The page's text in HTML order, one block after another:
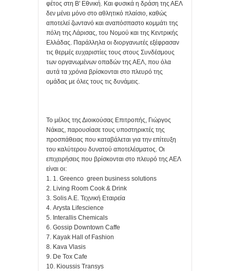
φέτος στη Β' Εθνική. Και φυσικά η δράση της ΑΕΛ
δεν μένει μόνο στο αθλητικό πλαίσιο, καθώς
αποτελεί ζωντανό και αναπόσπαστο κομμάτι της
πόλη της Λάρισας, του Νομού και της Κεντρικής
Ελλάδας. Παράλληλα οι διοργανωτές εξέφρασαν
τις θερμές ευχαριστίες τους στους Συνδέσμους
των οργανωμένων οπαδών της ΑΕΛ, που όλα
αυτά τα χρόνια βρίσκονται στο πλευρό της
ομάδας με όλες τους τις δυνάμεις.
Το μέλος της Διοικούσας Επιτροπής, Γιώργος
Νάκας, παρουσίασε τους υποστηρικτές της
προσπάθειας που καταβάλεται για την επίτευξη
του καλύτερου δυνατού αποτελέσματος. Οι
επιχειρήσεις που βρίσκονται στο πλευρό της ΑΕΛ
είναι οι:
1. 1. Greenco green business solutions
2. Living Room Cook & Drink
3. Solis A.E. Τεχνική Εταιρεία
4. Arysta Lifescience
5. Interallis Chemicals
6. Gossip Downtown Caffe
7. Kayak Hall of Fashion
8. Kava Vlasis
9. De Tox Cafe
10. Kioussis Transys